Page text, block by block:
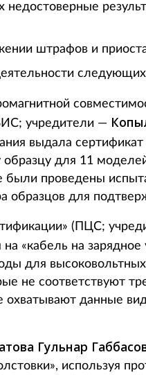
штрафов и
учредители —
выдала сертификат
для 11
проведены
образцов для
(ПЦС;
«кабель на зарядное
для
не соответствуют
данные
Гульнар
используя